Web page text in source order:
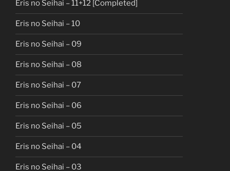
Eris no Seihai – 11+12 [Completed]
Eris no Seihai – 10
Eris no Seihai – 09
Eris no Seihai – 08
Eris no Seihai – 07
Eris no Seihai – 06
Eris no Seihai – 05
Eris no Seihai – 04
Eris no Seihai – 03